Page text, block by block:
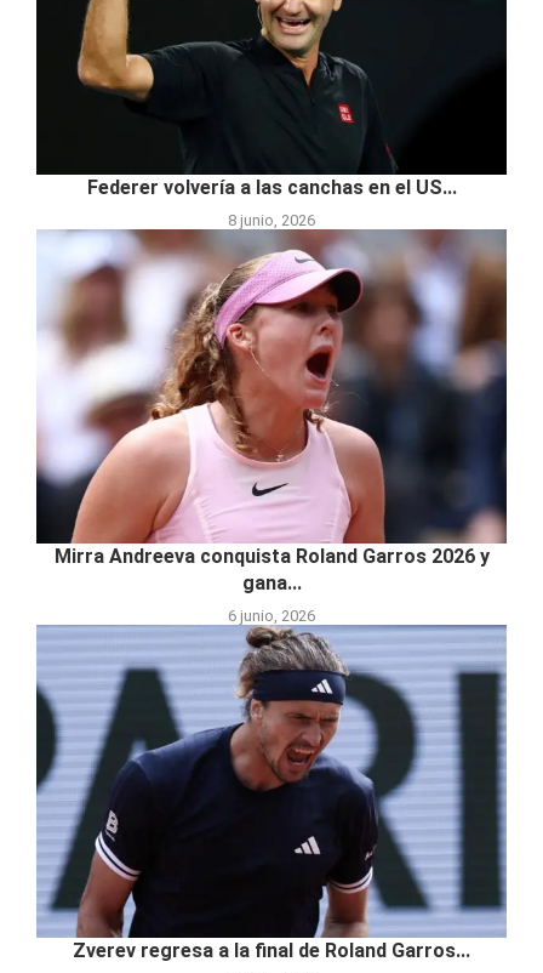
Federer volvería a las canchas en el US...
8 junio, 2026
Mirra Andreeva conquista Roland Garros 2026 y
gana...
6 junio, 2026
Zverev regresa a la final de Roland Garros...